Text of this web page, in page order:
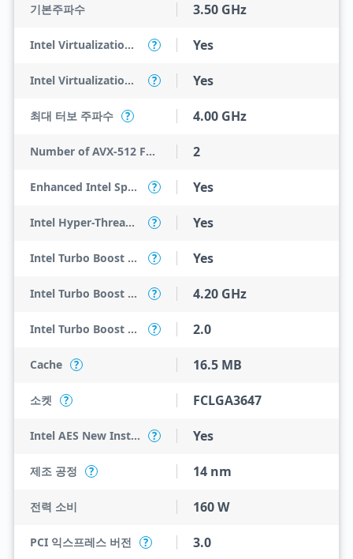
기본주파수 3.50 GHz
Intel Virtualization Technology (VT-x) ? Yes
Intel Virtualization Technology for Directed I/O (VT-d) ? Yes
최대 터보 주파수 ? 4.00 GHz
Number of AVX-512 FMA Units 2
Enhanced Intel SpeedStep Technology ? Yes
Intel Hyper-Threading Technology ? Yes
Intel Turbo Boost Max Technology 3.0 ? Yes
Intel Turbo Boost Max Technology 3.0 Frequency ? 4.20 GHz
Intel Turbo Boost Technology ? 2.0
Cache ? 16.5 MB
소켓 ? FCLGA3647
Intel AES New Instructions ? Yes
제조 공정 ? 14 nm
전력 소비 160 W
PCI 익스프레스 버전 ? 3.0